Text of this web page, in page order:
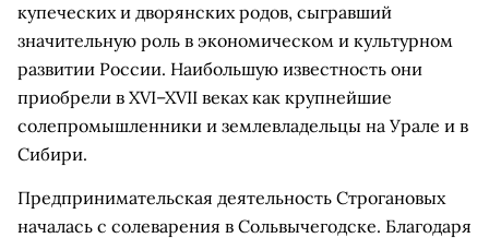
купеческих и дворянских родов, сыгравший
значительную роль в экономическом и культурном
развитии России. Наибольшую известность они
приобрели в XVI–XVII веках как крупнейшие
солепромышленники и землевладельцы на Урале и в
Сибири.
Предпринимательская деятельность Строгановых
началась с солеварения в Сольвычегодске. Благодаря